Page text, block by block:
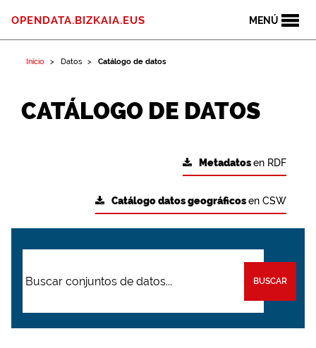
MENÚ
OPENDATA.BIZKAIA.EUS
Inicio Datos Catálogo de datos
CATÁLOGO DE DATOS
Metadatosen RDF
Catálogo datos geográficosen CSW
BUSCAR